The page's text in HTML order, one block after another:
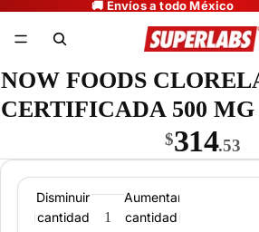
NOW FOODS
CERTIFICADA 500 MG
$314.53
Disminuir
cantidad
Aumentar
cantidad